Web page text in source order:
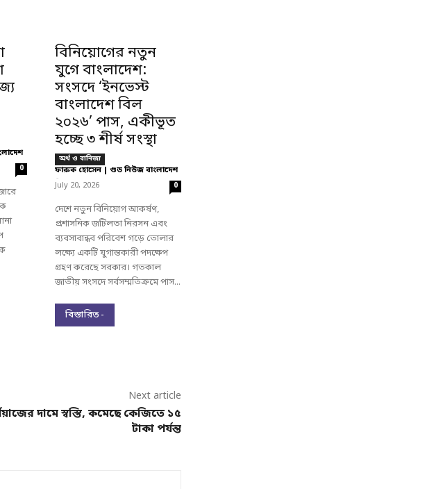
0
বিনিয়োগের নতুন
যুগে বাংলাদেশ:
সংসদে ‘ইনভেস্ট
বাংলাদেশ বিল
২০২৬’ পাস, একীভূত
হচ্ছে ৩ শীর্ষ সংস্থা
অর্থ ও বানিজ্য
ফারুক হোসেন | গুড নিউজ বাংলাদেশ
-
July 20, 2026 0
দেশে নতুন বিনিয়োগ আকর্ষণ,
প্রশাসনিক জটিলতা নিরসন এবং
ব্যবসাবান্ধব পরিবেশ গড়ে তোলার
লক্ষ্যে একটি যুগান্তকারী পদক্ষেপ
গ্রহণ করেছে সরকার। গতকাল
জাতীয় সংসদে সর্বসম্মতিক্রমে পাস...
বিস্তারিত -
Next article
দামে স্বস্তি, কমেছে কেজিতে ১৫
টাকা পর্যন্ত